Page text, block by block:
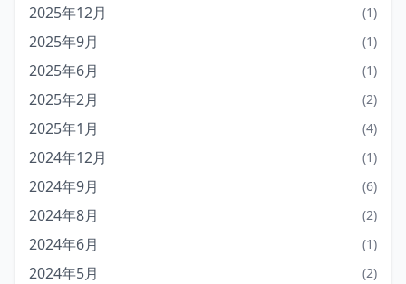
2025年12月 (1)
2025年9月 (1)
2025年6月 (1)
2025年2月 (2)
2025年1月 (4)
2024年12月 (1)
2024年9月 (6)
2024年8月 (2)
2024年6月 (1)
2024年5月 (2)